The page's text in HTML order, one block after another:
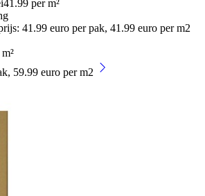
41.99 per m²
41.99 euro per pak, 41.99 euro per m2
59.99 euro per m2